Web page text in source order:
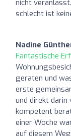
nicht
schlecht ist
Nadine
Fantastische
geraten und
erste
und direkt darin
kompetent
einer Woche
auf diesem